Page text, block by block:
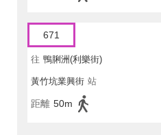
671
往 鴨脷洲(利樂街)
黃竹坑業興街 站
距離 50m